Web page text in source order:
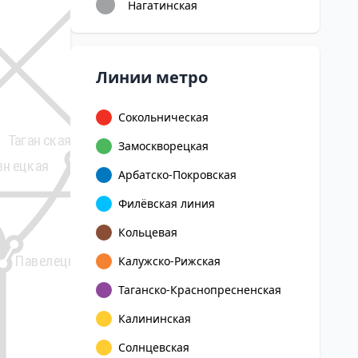
Таганская
Павелецкая
Дубровка
Площадь
Римская
Марксистская
Авиамоторная
Крестьянская
застава
Пролетарская
Нагатинская
Линии метро
Сокольническая
Замоскворецкая
Арбатско-Покровская
Филёвская линия
Кольцевая
Калужско-Рижская
Таганско-Краснопресненская
Калининская
Солнцевская